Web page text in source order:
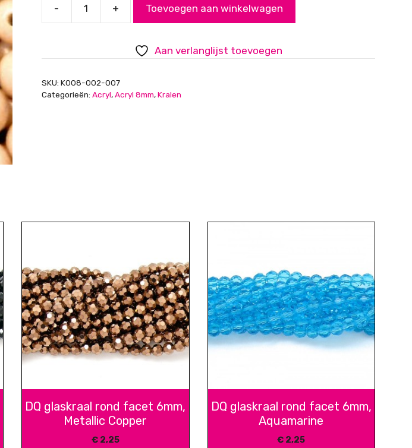
-
creme,
aantal
+ Toevoegen aan winkelwagen
Aan verlanglijst toevoegen
SKU: K008-002-007
Categorieën: Acryl,Acryl 8mm,Kralen
DQ glaskraal rond facet 6mm,
Metallic Copper
€2,25
DQ glaskraal rond facet 6mm,
Aquamarine
€ 2,25